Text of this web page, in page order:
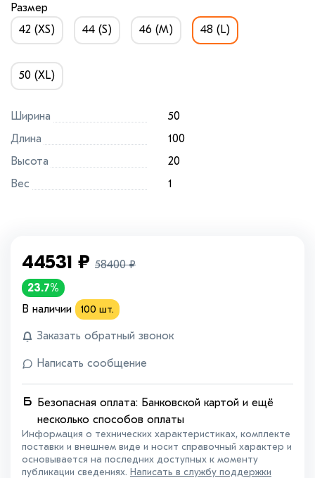
Размер
42 (XS)
44 (S) 46 (M) 48 (L)
50 (XL)
Ширина
50
Длина
100
Высота
20
Вес
1
44531 ₽ 58400₽
23.7%
В наличии
100 шт.
Заказать обратный звонок
Написать сообщение
Безопасная оплата: Банковской картой и ещё
несколько способов оплаты
Информация о технических характеристиках, комплекте
поставки и внешнем виде и носит справочный характер и
основывается на последних доступных к моменту
публикации сведениях. Написать в службу поддержки